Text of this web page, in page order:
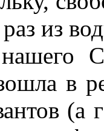
из
в
(а